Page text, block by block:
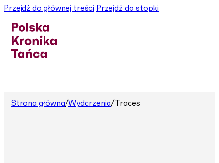
Przejdź do głównej treści Przejdź do stopki
Strona główna/Wydarzenia/Traces